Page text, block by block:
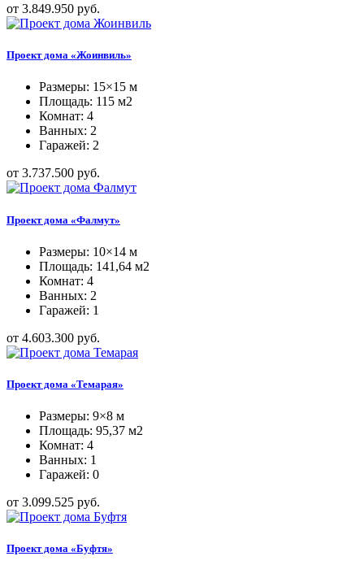
от 3.849.950 руб.
Проект дома «Жоинвиль»
Размеры: 15×15 м
Площадь: 115 м2
Комнат: 4
Ванных: 2
Гаражей: 2
от 3.737.500 руб.
Проект дома «Фалмут»
Размеры: 10×14 м
Площадь: 141,64 м2
Комнат: 4
Ванных: 2
Гаражей: 1
от 4.603.300 руб.
Проект дома «Темарая»
Размеры: 9×8 м
Площадь: 95,37 м2
Комнат: 4
Ванных: 1
Гаражей: 0
от 3.099.525 руб.
Проект дома «Буфтя»